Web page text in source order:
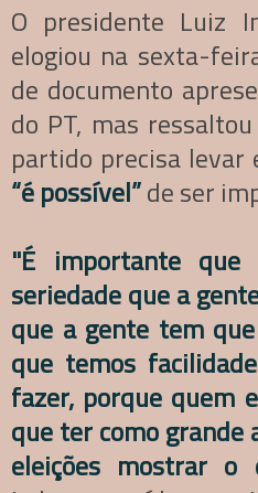
O presidente Luiz
elogiou na sexta-
de documento
do PT, mas
partido precisa levar
“é possível”de ser
"É importante
seriedade que a
que a gente tem
que temos
fazer, porque quem
que ter como grande
eleições mostrar o